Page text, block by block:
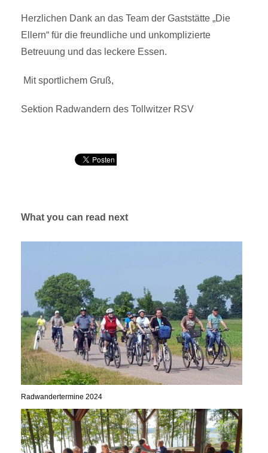
Herzlichen Dank an das Team der Gaststätte „Die
Ellern“ für die freundliche und unkomplizierte
Betreuung und das leckere Essen.
Mit sportlichem Gruß,
Sektion Radwandern des Tollwitzer RSV
What you can read next
Radwandertermine 2024